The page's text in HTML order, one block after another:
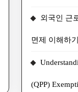
외국인 근
면제 이해하
(QPP)